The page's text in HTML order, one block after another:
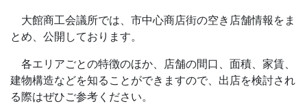
大館商工会議所では、市中心商店街の空き店舗情報をま
とめ、公開しております。
各エリアごとの特徴のほか、店舗の間口、面積、家賃、
建物構造などを知ることができますので、出店を検討され
る際はぜひご参考ください。